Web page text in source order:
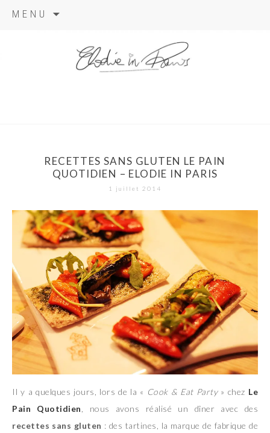
MENU
RECETTES SANS GLUTEN LE PAIN
QUOTIDIEN – ELODIE IN PARIS
1 juillet 2014
Il y a quelques jours, lors de la « Cook & Eat Party» chez Le
Pain Quotidien
, nous avons réalisé un dîner avec des
recettes sans gluten : des tartines, la marque de fabrique de